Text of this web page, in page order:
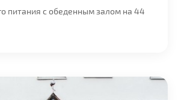
питания с обеденным залом на 44